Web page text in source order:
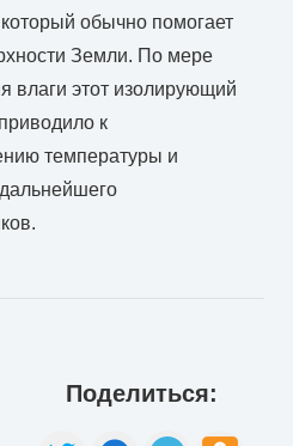
обычно помогает
Земли. По мере
влаги этот изолирующий
к
температуры и
Поделиться: